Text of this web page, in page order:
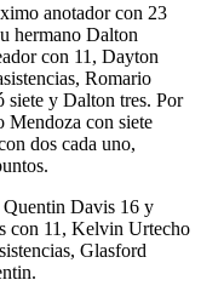
anotador con 23
hermano Dalton
con 11, Dayton
Romario
siete y Dalton tres. Por
Mendoza con siete
dos cada uno,
Davis 16 y
con 11, Kelvin Urtecho
Glasford